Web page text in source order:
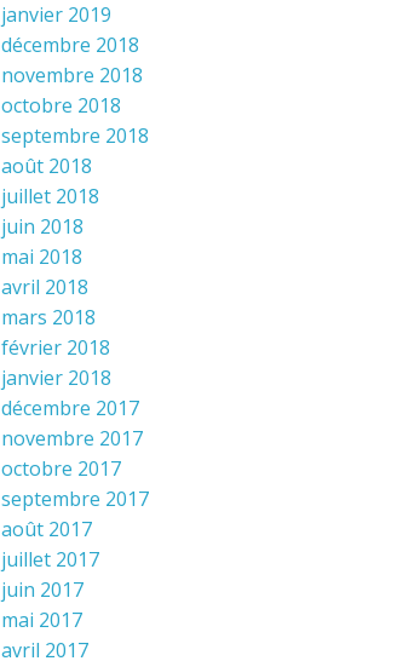
janvier 2019
décembre 2018
novembre 2018
octobre 2018
septembre 2018
août 2018
juillet 2018
juin 2018
mai 2018
avril 2018
mars 2018
février 2018
janvier 2018
décembre 2017
novembre 2017
octobre 2017
septembre 2017
août 2017
juillet 2017
juin 2017
mai 2017
avril 2017